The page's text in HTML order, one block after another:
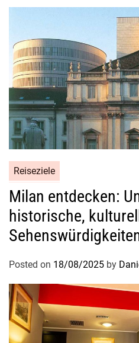
Reiseziele
Milan entdecken:
historische,
Posted on 18/08/2025 by